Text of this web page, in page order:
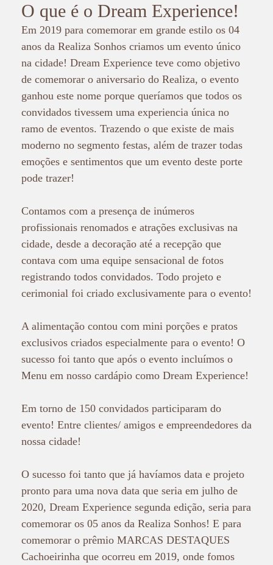
O que é o Dream Experience!
Em 2019 para comemorar em grande estilo os 04
anos da Realiza Sonhos criamos um evento único
na cidade! Dream Experience teve como objetivo
de comemorar o aniversario do Realiza, o evento
ganhou este nome porque queríamos que todos os
convidados tivessem uma experiencia única no
ramo de eventos. Trazendo o que existe de mais
moderno no segmento festas, além de trazer todas
emoções e sentimentos que um evento deste porte
pode trazer!
Contamos com a presença de inúmeros
profissionais renomados e atrações exclusivas na
cidade, desde a decoração até a recepção que
contava com uma equipe sensacional de fotos
registrando todos convidados. Todo projeto e
cerimonial foi criado exclusivamente para o evento!
A alimentação contou com mini porções e pratos
exclusivos criados especialmente para o evento! O
sucesso foi tanto que após o evento incluímos o
Menu em nosso cardápio como Dream Experience!
Em torno de 150 convidados participaram do
evento! Entre clientes/ amigos e empreendedores da
nossa cidade!
O sucesso foi tanto que já havíamos data e projeto
pronto para uma nova data que seria em julho de
2020, Dream Experience segunda edição, seria para
comemorar os 05 anos da Realiza Sonhos! E para
comemorar o prêmio MARCAS DESTAQUES
Cachoeirinha que ocorreu em 2019, onde fomos